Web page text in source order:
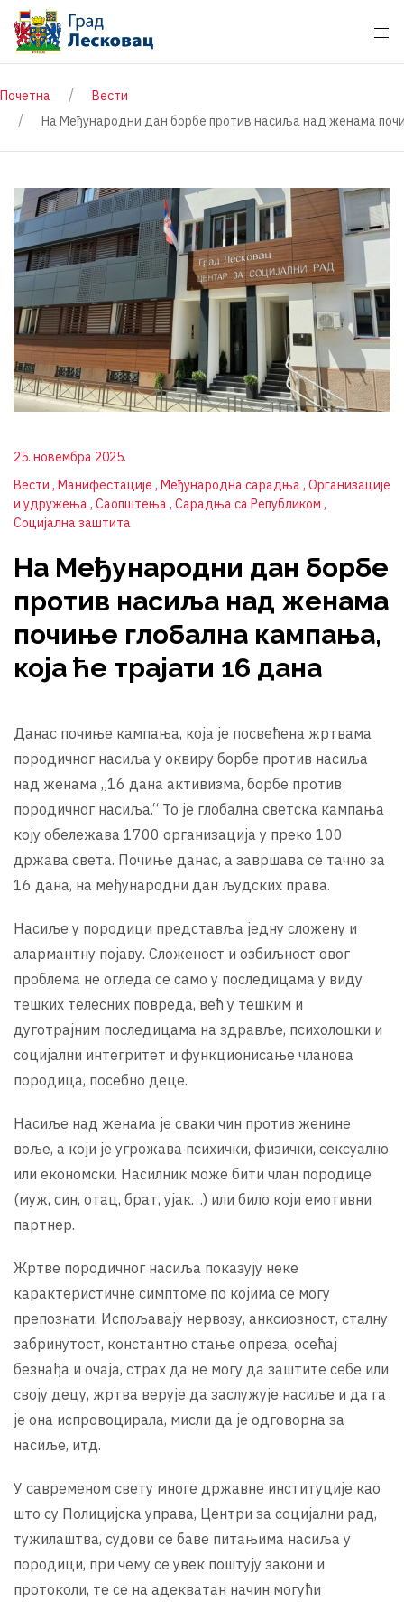
Почетна
Вести
На Међународни дан борбе против насиља над женама
25. новембра 2025.
Вести Манифестације Међународна сарадња Организације
и удружења Саопштења Сарадња са Републиком
Социјална заштита
На Међународни дан борбе
против насиља над женама
почиње глобална кампања,
која ће трајати 16 дана
Данас почиње кампања, која је посвећена жртвама
породичног насиља у оквиру борбе против насиља
над женама „16 дана активизма, борбе против
породичног насиља.“ То је глобална светска кампања
коју обележава 1700 организација у преко 100
држава света. Почиње данас, а завршава се тачно за
16 дана, на међународни дан људских права.
Насиље у породици представља једну сложену и
алармантну појаву. Сложеност и озбиљност овог
проблема не огледа се само у последицама у виду
тешких телесних повреда, већ у тешким и
дуготрајним последицама на здравље, психолошки и
социјални интегритет и функционисање чланова
породица, посебно деце.
Насиље над женама је сваки чин против женине
воље, а који је угрожава психички, физички, сексуално
или економски. Насилник може бити члан породице
(муж, син, отац, брат, ујак…) или било који емотивни
партнер.
Жртве породичног насиља показују неке
карактеристичне симптоме по којима се могу
препознати. Испољавају нервозу, анксиозност, сталну
забринутост, константно стање опреза, осећај
безнађа и очаја, страх да не могу да заштите себе или
своју децу, жртва верује да заслужује насиље и да га
је она испровоцирала, мисли да је одговорна за
насиље, итд.
У савременом свету многе државне институције као
што су Полицијска управа, Центри за социјални рад,
тужилаштва, судови се баве питањима насиља у
породици, при чему се увек поштују закони и
протоколи, те се на адекватан начин могући